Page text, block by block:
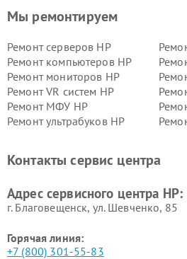
Мы ремонтируем
Ремонт серверов HP
Ремонт компьютеров HP
Ремонт мониторов HP
Ремонт VR систем HP
Ремонт МФУ HP
Ремонт ультрабуков HP
Контакты сервис центра
Адрес сервисного центра HP:
г. Благовещенск, ул. Шевченко, 85
Горячая линия:
+7 (800) 301-55-83